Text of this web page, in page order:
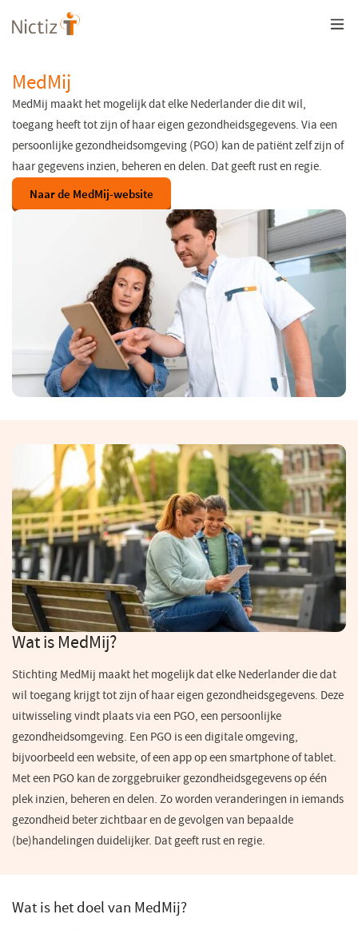
Overslaan
en
gaan
MedMij
MedMij maakt het mogelijk dat elke Nederlander die dit wil,
toegang heeft tot zijn of haar eigen gezondheidsgegevens. Via een
persoonlijke gezondheidsomgeving (PGO) kan de patiënt zelf zijn of
haar gegevens inzien, beheren en delen. Dat geeft rust en regie.
Naar de MedMij-website
in
een
nieuw
venster)
Wat is MedMij?
Stichting MedMij maakt het mogelijk dat elke Nederlander die dat
wil toegang krijgt tot zijn of haar eigen gezondheidsgegevens. Deze
uitwisseling vindt plaats via een PGO, een persoonlijke
gezondheidsomgeving. Een PGO is een digitale omgeving,
bijvoorbeeld een website, of een app op een smartphone of tablet.
Met een PGO kan de zorggebruiker gezondheidsgegevens op één
plek inzien, beheren en delen. Zo worden veranderingen in iemands
gezondheid beter zichtbaar en de gevolgen van bepaalde
(be)handelingen duidelijker. Dat geeft rust en regie.
Wat is het doel van MedMij?